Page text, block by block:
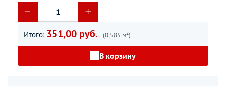
Итого: 351,00 руб. (0,585 м²)
В корзину